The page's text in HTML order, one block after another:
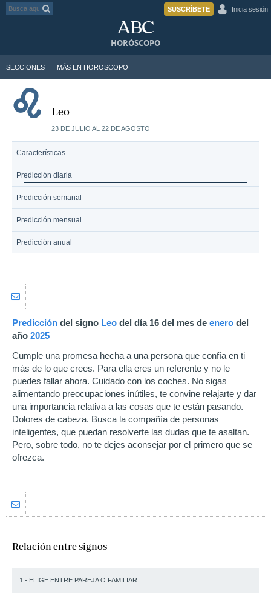
SUSCRÍBETE Inicia sesión
SECCIONES MÁS EN HOROSCOPO
HORÓSCOPO
Leo
23 DE JULIO AL 22 DE AGOSTO
Características
Predicción diaria
Predicción semanal
Predicción mensual
Predicción anual
Predicción del signo Leo del día 16 del mes de enero del
año 2025
Cumple una promesa hecha a una persona que confía en ti
más de lo que crees. Para ella eres un referente y no le
puedes fallar ahora. Cuidado con los coches. No sigas
alimentando preocupaciones inútiles, te convine relajarte y dar
una importancia relativa a las cosas que te están pasando.
Dolores de cabeza. Busca la compañía de personas
inteligentes, que puedan resolverte las dudas que te asaltan.
Pero, sobre todo, no te dejes aconsejar por el primero que se
ofrezca.
Relación entre signos
1.- ELIGE ENTRE PAREJA O FAMILIAR